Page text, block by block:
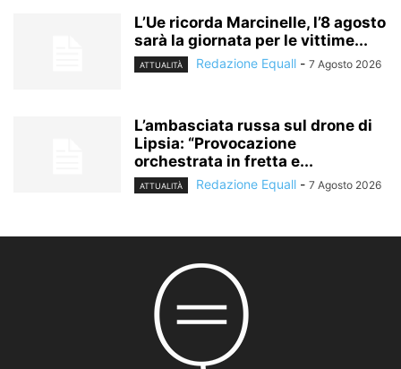
L’Ue ricorda Marcinelle, l’8 agosto
sarà la giornata per le vittime...
ATTUALITÀ Redazione Equall - 7 Agosto 2026
L’ambasciata russa sul drone di
Lipsia: “Provocazione
orchestrata in fretta e...
ATTUALITÀ Redazione Equall - 7 Agosto 2026